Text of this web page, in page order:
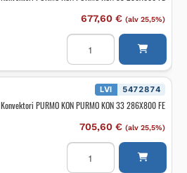
677,60 € (alv 25,5%)
Konvektori
PURMO
PURMO
KON
286X600
FE
LVI 5472874
Konvektori PURMO KON PURMO KON 33 286X800 FE
705,60 € (alv 25,5%)
Konvektori
PURMO